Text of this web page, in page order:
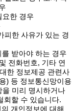
요한 경우
피한 사유가 있는 경
받아야 하는 경우
전화번호, 기타 연
한 정보제공 관련사
) 등 정보통신망이용
미리 명시하거나
회할 수 있습니다.
개인정보에 대해